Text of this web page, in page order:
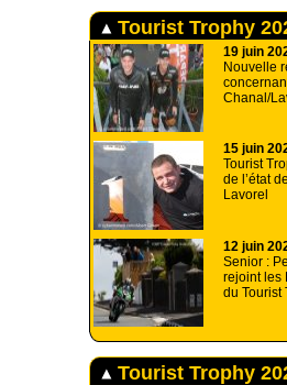
Tourist Trophy
19 juin
Nouvelle
Chanal/
15 juin
Tourist
de l’état
Lavorel
12 juin
Senior :
rejoint les
du Tourist
Tourist Trophy